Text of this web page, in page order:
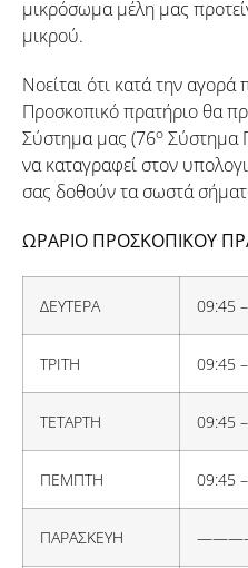
μικρόσωμα μέλη μας
μικρού.
Νοείται ότι κατά την
Προσκοπικό πρατήριο θα
Σύστημα μας (76ο Σύστημα
να καταγραφεί στον
σας δοθούν τα σωστά
ΩΡΑΡΙΟ ΠΡΟΣΚΟΠΙΚΟΥ
ΔΕΥΤΕΡΑ 09:45
ΤΡΙΤΗ 09:45
ΤΕΤΑΡΤΗ 09:45
ΠΕΜΠΤΗ 09:45
ΠΑΡΑΣΚΕΥΗ